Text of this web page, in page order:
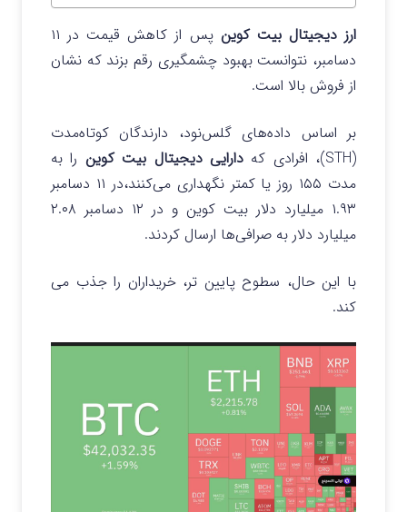
ارز دیجیتال بیت کوین
پس از کاهش قیمت در ۱۱
دسامبر، نتوانست بهبود چشمگیری رقم بزند که نشان
از فروش بالا است.
بر اساس داده‌های گلس‌نود، دارندگان کوتاه‌مدت
(STH)، افرادی که
دارایی دیجیتال بیت‌ کوین را به
مدت ۱۵۵ روز یا کمتر نگهداری می‌کنند،در ۱۱ دسامبر
۱.۹۳ میلیارد دلار بیت‌ کوین و در ۱۲ دسامبر ۲.۰۸
میلیارد دلار به صرافی‌ها ارسال کردند.
با این حال، سطوح پایین تر، خریداران را جذب می
کند.